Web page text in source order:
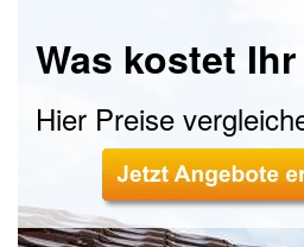
Was kostet
Hier Preise